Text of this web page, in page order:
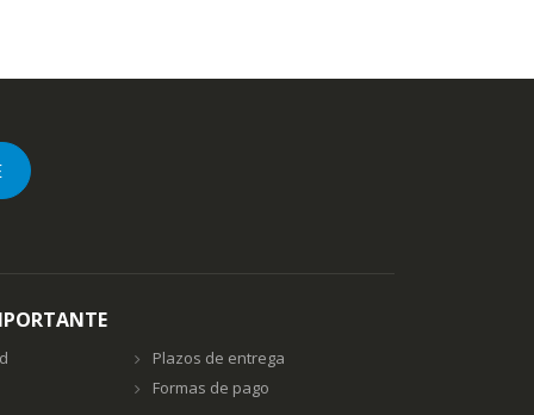
Plazos de entrega
Formas de pago